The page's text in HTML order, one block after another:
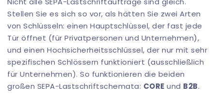
Stellen Sie es sich so vor, als hätten Sie zwei Arten
von Schlüsseln: einen Hauptschlüssel, der fast jede
Tür öffnet (für Privatpersonen und Unternehmen),
und einen Hochsicherheitsschlüssel, der nur mit sehr
spezifischen Schlössern funktioniert (ausschließlich
für Unternehmen). So funktionieren die beiden
großen SEPA-Lastschriftschemata: CORE und B2B.